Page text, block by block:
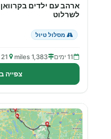
ארהב עם ילדים
לשרלוט
מסלול טיול
11 ימים 1,383 miles 21 אטרקציות
צפייה